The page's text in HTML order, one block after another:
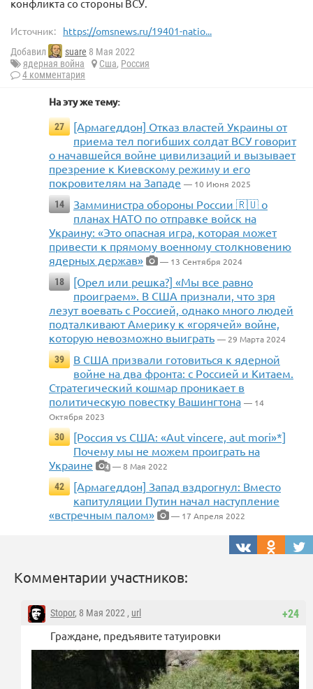
конфликта со стороны ВСУ.
Источник: https://omsnews.ru/19401-natio...
Добавил suare 8 Мая 2022
ядерная война
Сша, Россия
4 комментария
На эту же тему:
27
[Армагеддон] Отказ властей Украины от
приема тел погибших солдат ВСУ говорит
о начавшейся войне цивилизаций и вызывает
презрение к Киевскому режиму и его
покровителям на Западе — 10 Июня 2025
14
Замминистра обороны России 🇷🇺 о
планах НАТО по отправке войск на
Украину: «Это опасная игра, которая может
привести к прямому военному столкновению
ядерных держав»
— 13 Сентября 2024
18
[Орел или решка?] «Мы все равно
проиграем». В США признали, что зря
лезут воевать с Россией, однако много людей
подталкивают Америку к «горячей» войне,
которую невозможно выиграть — 29 Марта 2024
39
В США призвали готовиться к ядерной
войне на два фронта: с Россией и Китаем.
Стратегический кошмар проникает в
политическую повестку Вашингтона — 14
Октября 2023
30
[Россия vs США: «Аut vincere, aut mori»*]
Почему мы не можем проиграть на
Украине
4 — 8 Мая 2022
42
[Армагеддон] Запад вздрогнул: Вместо
капитуляции Путин начал наступление
«встречным палом»
— 17 Апреля 2022
Комментарии участников:
+24
Stopor, 8 Мая 2022 , url
Граждане, предъявите татуировки